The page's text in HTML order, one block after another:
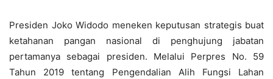
Presiden Joko Widodo meneken keputusan strategis buat
ketahanan pangan nasional di penghujung jabatan
pertamanya sebagai presiden. Melalui Perpres No. 59
Tahun 2019 tentang Pengendalian Alih Fungsi Lahan